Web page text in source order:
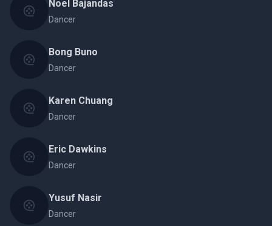
Noel Bajandas
Dancer
Bong Buno
Dancer
Karen Chuang
Dancer
Eric Dawkins
Dancer
Yusuf Nasir
Dancer